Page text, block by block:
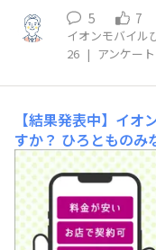
5 7
イオンモバイル
26 | アンケート
【結果発表中】イ
すか？ ひろとものみ
がある中、みなさま
しょうか？📱携帯電
内容、契約のしやす
ね！「通信費を節約
に利用したい！」と